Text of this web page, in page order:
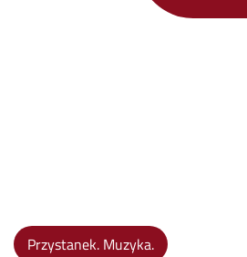
Przystanek. Muzyka.